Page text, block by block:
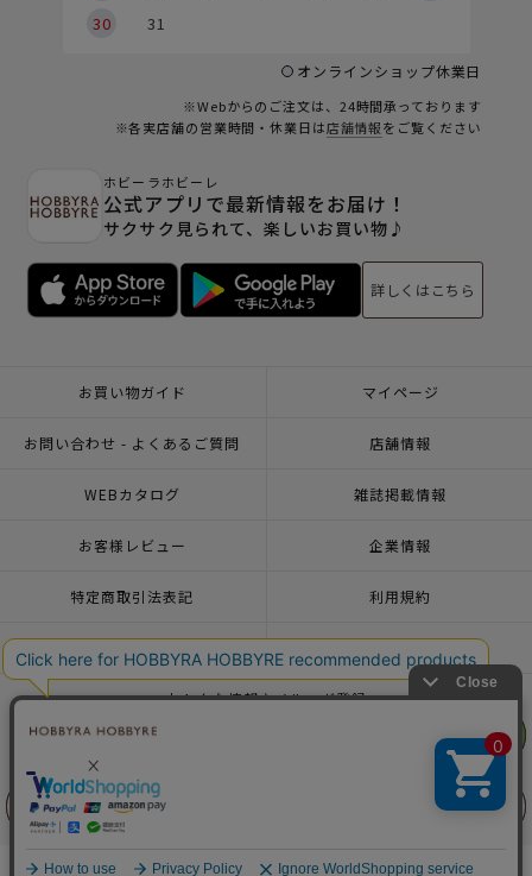
前に戻る
フェア
前に戻る
フェア
30
31
オンラインショップ休業日
※Webからのご注文は、24時間承っております
※各実店舗の営業時間・休業日は店舗情報をご覧ください
ホビーラホビーレ
公式アプリで最新情報をお届け！
サクサク見られて、楽しいお買い物♪
詳しくはこちら
お買い物ガイド マイページ
お問い合わせ - よくあるご質問 店舗情報
WEBカタログ 雑誌掲載情報
お客様レビュー 企業情報
特定商取引法表記 利用規約
一緒に働こう♪求人情報
おトクな情報♪メルマガ登録
© 2026 HOBBYRA HOBBYRE CORPORATION ALL Rights Reserved